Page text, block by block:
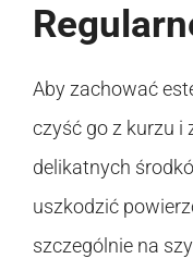
Aby zachować
czyść go z kurzu i
delikatnych
uszkodzić
szczególnie na